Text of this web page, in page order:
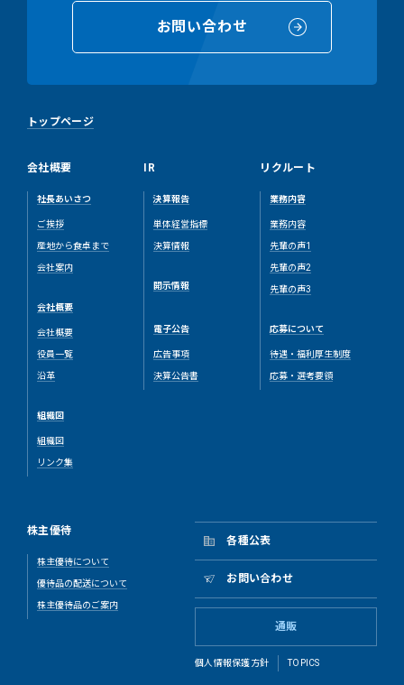
お問い合わせ
トップページ
会社概要
社長あいさつ
ご挨拶
産地から食卓まで
会社案内
会社概要
会社概要
役員一覧
沿革
組織図
組織図
リンク集
IR
決算報告
単体経営指標
決算情報
開示情報
電子公告
広告事項
決算公告書
リクルート
業務内容
業務内容
先輩の声1
先輩の声2
先輩の声3
応募について
待遇・福利厚生制度
応募・選考要領
株主優待
株主優待について
優待品の配送について
株主優待品のご案内
各種公表
お問い合わせ
通販
個人情報保護方針 TOPICS